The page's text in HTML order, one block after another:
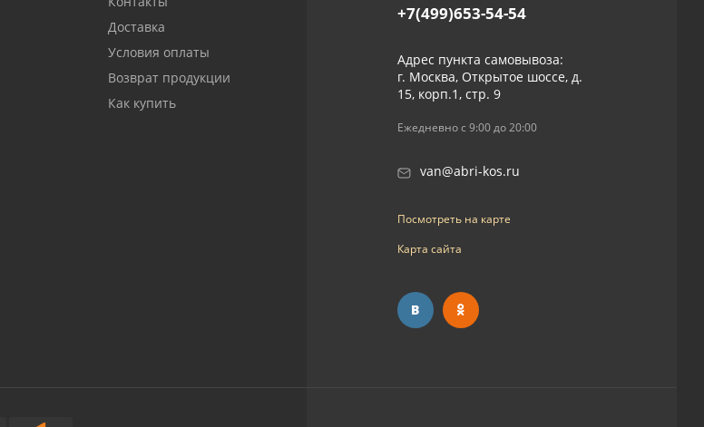
Доставка
Условия оплаты
Возврат продукции
Как купить
+7(499)653-54-54
Адрес пункта самовывоза:
г. Москва, Открытое шоссе, д.
15, корп.1, стр. 9
Ежедневно с 9:00 до 20:00
van@abri-kos.ru
Посмотреть на карте
Карта сайта